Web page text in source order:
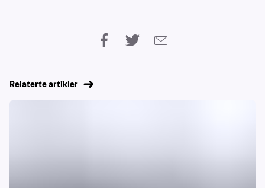
Relaterte artikler